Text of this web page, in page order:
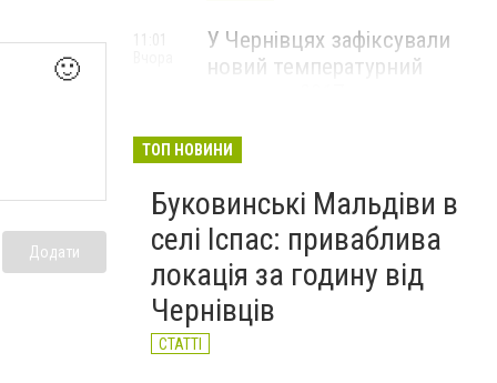
🙂
Додати
У Чернівцях зафіксували
новий температурний
11:01
області обмежили рух
великовагового транспорту
НОВИНИ
Вчора
ТОП НОВИНИ
Буковинські Мальдіви в
селі Іспас: приваблива
локація за годину від
Чернівців
СТАТТІ